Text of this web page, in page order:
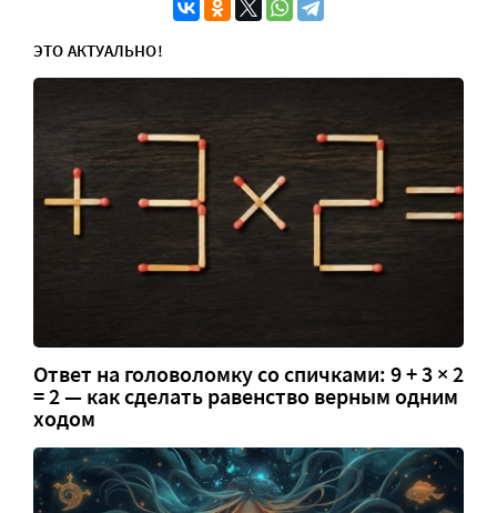
ЭТО АКТУАЛЬНО!
Ответ на головоломку со спичками: 9 + 3 × 2
= 2 — как сделать равенство верным одним
ходом